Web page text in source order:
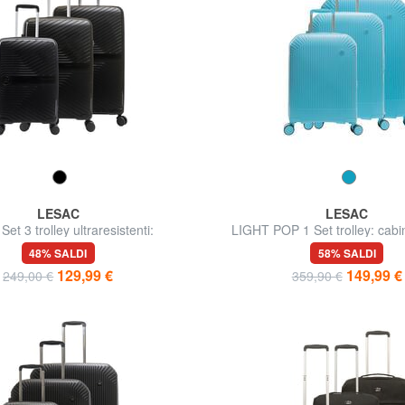
LESAC
3 trolley ultraresistenti:
e grande espandibili
48% SALDI
249,00 € 129,99 €
LESAC
LIGHT POP 1 Set trolley:
grande espandibili
58% SALDI
359,90 € 149,99 €